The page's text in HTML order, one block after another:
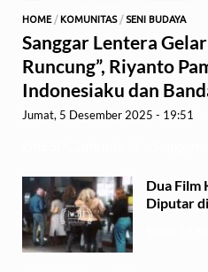
HOME / KOMUNITAS/ SENI BUDAYA
Sanggar Lentera
Runcung”, Riyanto
Indonesiaku dan
Jumat, 5 Desember 2025 - 19:51
Dua Film
Diputar